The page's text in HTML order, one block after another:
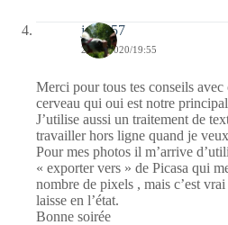
jazzy57
20/04/2020/19:55
Merci pour tous tes conseils
cerveau qui oui est notre
J’utilise aussi un traitement de
travailler hors ligne quand je
Pour mes photos il m’arrive
« exporter vers » de Picasa qui
nombre de pixels , mais c’est
laisse en l’état.
Bonne soirée